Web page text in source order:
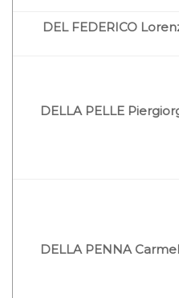
DEL FEDERICO
DELLA PELLE
DELLA PENNA